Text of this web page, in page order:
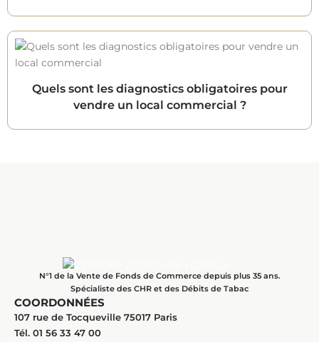
Quels sont les diagnostics obligatoires pour
vendre un local commercial ?
N°1 de la Vente de Fonds de Commerce depuis plus 35 ans.
Spécialiste des CHR et des Débits de Tabac
COORDONNÉES
107 rue de Tocqueville 75017 Paris
Tél. 01 56 33 47 00